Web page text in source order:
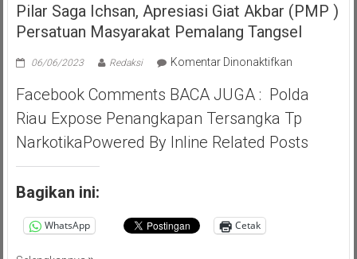
Pilar Saga Ichsan, Apresiasi Giat Akbar (PMP )
Persatuan Masyarakat Pemalang Tangsel
06/06/2023 Redaksi Komentar Dinonaktifkanpada
Saga
Ichsan,
Apresiasi
Giat
Facebook Comments BACA JUGA : Polda
Riau Expose Penangkapan Tersangka Tp
NarkotikaPowered By Inline Related Posts
Bagikan ini:
WhatsApp Cetak